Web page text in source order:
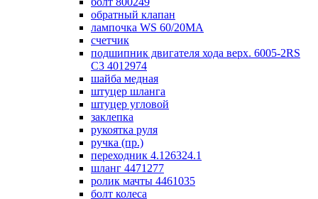
обратный клапан
лампочка WS 60/20МА
счетчик
подшипник двигателя хода верх. 6005-2RS
C3 4012974
шайба медная
штуцер шланга
штуцер угловой
заклепка
рукоятка руля
ручка (пр.)
переходник 4.126324.1
шланг 4471277
ролик мачты 4461035
болт колеса